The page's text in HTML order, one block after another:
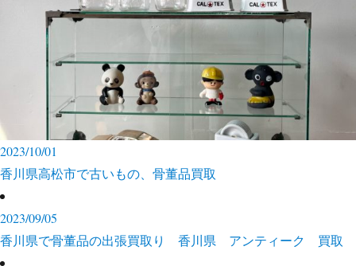
2023/10/01
香川県高松市で古いもの、骨董品買取
2023/09/05
香川県で骨董品の出張買取り 香川県 アンティーク 買取